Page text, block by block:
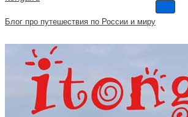
Блог про путешествия по России и миру
Меню